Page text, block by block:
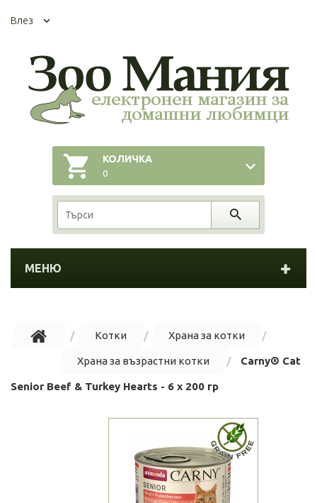
Влез
КОЛИЧКА
0
МЕНЮ
Котки Храна за котки
Храна за възрастни котки Carny® Cat
Senior Beef & Turkey Hearts - 6 х 200 гр